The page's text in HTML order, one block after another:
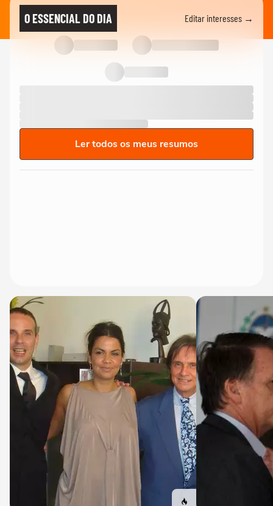
O ESSENCIAL DO DIA Editar interesses →
Ler todos os meus resumos